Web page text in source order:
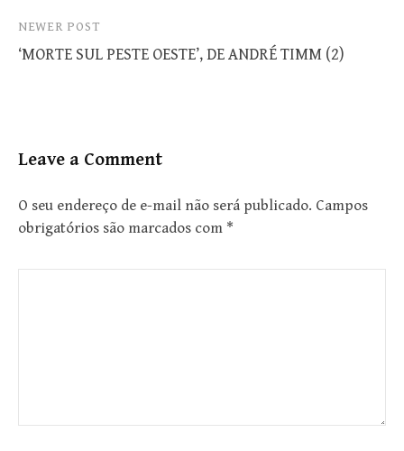
NEWER POST
‘MORTE SUL PESTE OESTE’, DE ANDRÉ TIMM (2)
Leave a Comment
O seu endereço de e-mail não será publicado. Campos
obrigatórios são marcados com *